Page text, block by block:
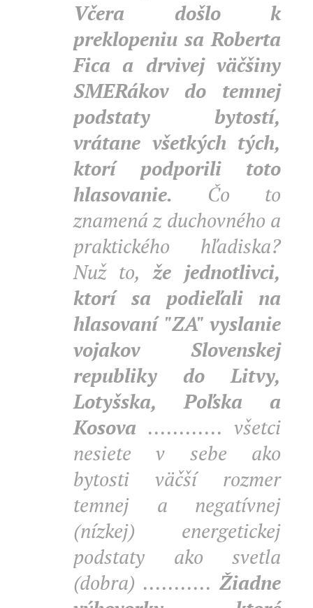
Včera došlo k
preklopeniu sa Roberta
Fica a drvivej väčšiny
SMERákov do temnej
podstaty bytostí,
vrátane všetkých tých,
ktorí podporili toto
hlasovanie. Čo to
znamená z duchovného a
praktického hľadiska?
Nuž to,že jednotlivci,
ktorí sa podieľali na
hlasovaní "ZA" vyslanie
vojakov Slovenskej
republiky do Litvy,
Lotyšska, Poľska a
Kosova ............ všetci
nesiete v sebe ako
bytosti väčší rozmer
temnej a negatívnej
(nízkej) energetickej
podstaty ako svetla
(dobra) ........... Žiadne